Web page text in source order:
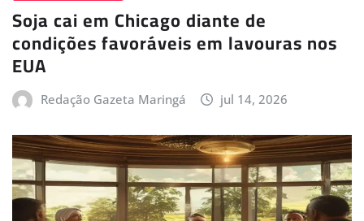
Soja cai em Chicago diante de
condições favoráveis em lavouras nos
EUA
Redação Gazeta Maringá jul 14, 2026